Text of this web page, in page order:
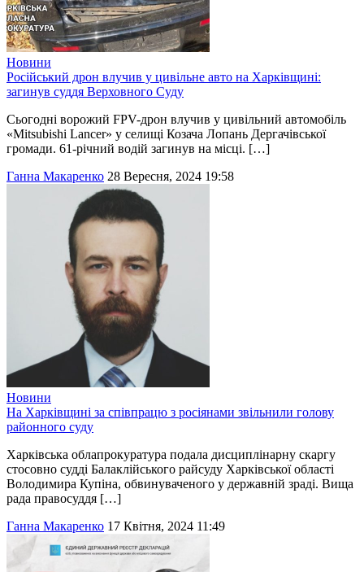
Новини
Російський дрон влучив у цивільне авто на Харківщині:
загинув суддя Верховного Суду
Сьогодні ворожий FPV-дрон влучив у цивільний автомобіль
«Mitsubishi Lancer» у селищі Козача Лопань Дергачівської
громади. 61-річний водій загинув на місці. […]
Ганна Макаренко 28 Вересня, 2024 19:58
Новини
На Харківщині за співпрацю з росіянами звільнили голову
районного суду
Харківська облапрокуратура подала дисциплінарну скаргу
стосовно судді Балаклійського райсуду Харківської області
Володимира Купіна, обвинуваченого у державній зраді. Вища
рада правосуддя […]
Ганна Макаренко 17 Квітня, 2024 11:49